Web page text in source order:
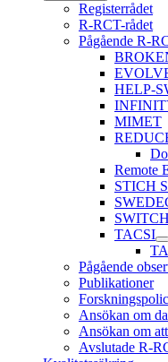
Registerrådet
R-RCT-rådet
Pågående R-
HELP-
MIMET
Remote
STICH
TACSI
Pågående
Publikationer
Ansökan om
Ansökan om
Avslutade R-